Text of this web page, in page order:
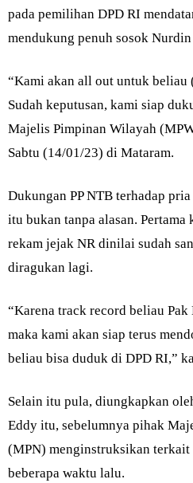
pada pemilihan DPD RI
mendukung penuh sosok
“Kami akan all out untuk beliau
Sudah keputusan, kami siap
Majelis Pimpinan Wilayah
Sabtu (14/01/23) di Mataram.
Dukungan PP NTB terhadap
itu bukan tanpa alasan. Pertama
rekam jejak NR dinilai sudah
diragukan lagi.
“Karena track record beliau
maka kami akan siap terus
beliau bisa duduk di DPD RI,”
Selain itu pula, diungkapkan
Eddy itu, sebelumnya pihak
(MPN) menginstruksikan terkait
beberapa waktu lalu.